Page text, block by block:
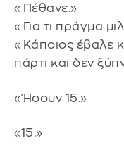
«Πέθανε.»
«Για τι πράγμα
«Κάποιος έβαλε
πάρτι και δεν
«Ήσουν 15.»
«15.»